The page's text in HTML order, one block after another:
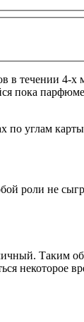
течении 4-х
пока
по углам
роли не
Таким
некоторое